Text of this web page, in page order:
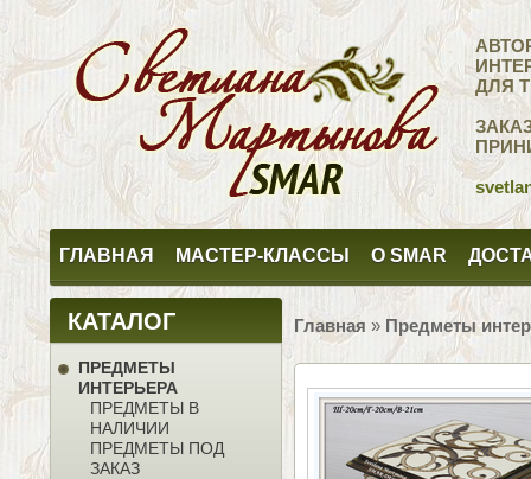
ДЛЯ
ГЛАВНАЯ МАСТЕР-КЛАССЫ О SMAR
КАТАЛОГ
ПРЕДМЕТЫ
ИНТЕРЬЕРА
ПРЕДМЕТЫ В
НАЛИЧИИ
ПРЕДМЕТЫ ПОД
ЗАКАЗ
Главная » Предметы